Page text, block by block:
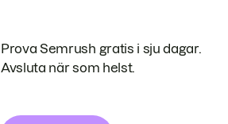
Prova Semrush gratis i sju dagar.
Avsluta när som helst.